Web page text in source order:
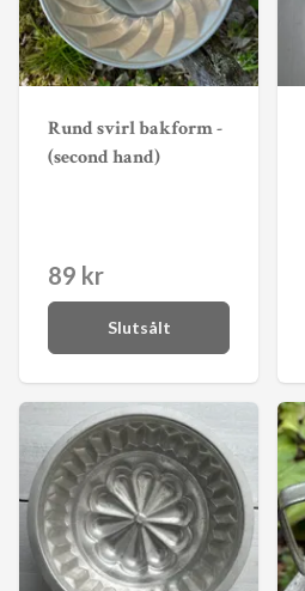
Rund svirl bakform -
(second hand)
89 kr
Slutsålt